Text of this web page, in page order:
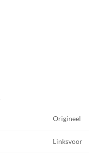
Origineel
Linksvoor